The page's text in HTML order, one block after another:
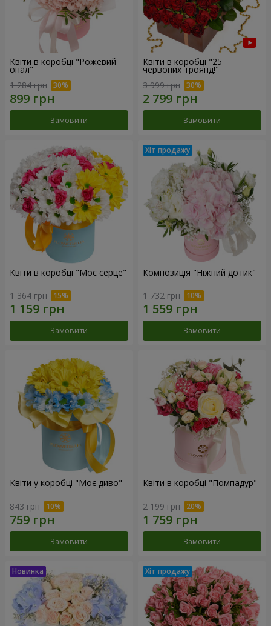
Квіти в коробці "Рожевий
опал"
1 284 грн
Замовити
Квіти в коробці "25
червоних троянд!"
3 999 грн
Замовити
Квіти в коробці "Моє серце"
1 364 грн
Замовити
Композиція "Ніжний дотик"
1 732 грн
Замовити
Квіти у коробці "Моє диво"
843 грн
Замовити
Квіти в коробці "Помпадур"
2 199 грн
Замовити